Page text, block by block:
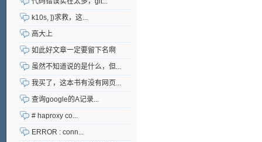
k10s, ])求救，这...
高大上
如此好文章一定要留下名啊
虽然不知道说的是什么，但...
我买了，这本书有没有网页...
查询google的A记录...
# haproxy co...
ERROR : conn...